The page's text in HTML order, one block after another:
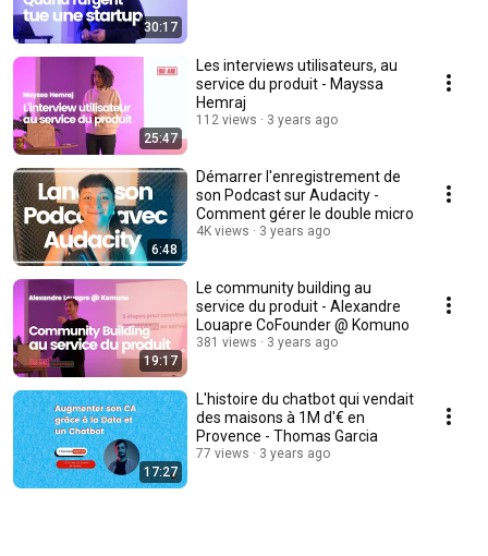
30:17
25:47
Les interviews utilisateurs, au
service du produit - Mayssa
Hemraj
112 views 3 years ago
6:48
Démarrer l'enregistrement de
son Podcast sur Audacity -
Comment gérer le double micro
4K views 3 years ago
19:17
Le community building au
service du produit - Alexandre
Louapre CoFounder @ Komuno
381 views 3 years ago
17:27
L'histoire du chatbot qui vendait
des maisons à 1M d'€ en
Provence - Thomas Garcia
77 views 3 years ago